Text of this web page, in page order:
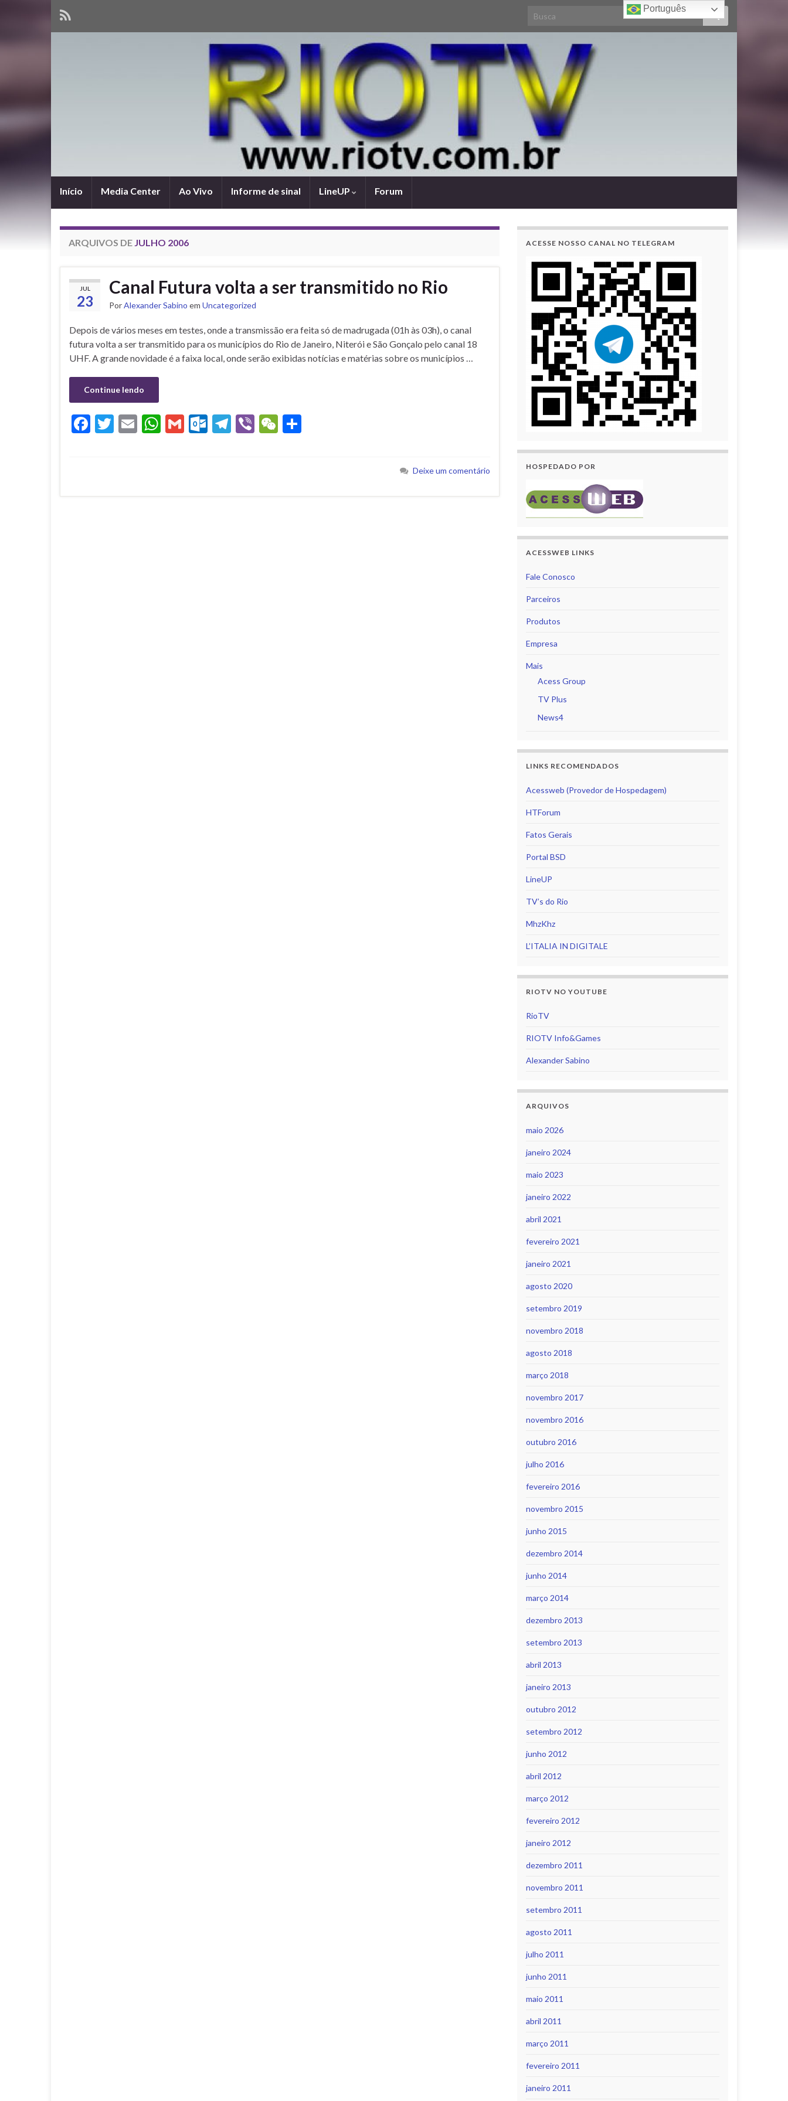
Início Media Center Ao Vivo Informe de sinal LineUP Forum
ARQUIVOS DE JULHO 2006
JUL
23
Canal Futura volta a ser transmitido no Rio
PorAlexander Sabino em Uncategorized
Depois de vários meses em testes, onde a transmissão era feita só de madrugada (01h às 03h), o canal
futura volta a ser transmitido para os municípios do Rio de Janeiro, Niterói e São Gonçalo pelo canal 18
UHF. A grande novidade é a faixa local, onde serão exibidas notícias e matérias sobre os municípios …
Continue lendo
Facebook
Twitter
EmailWhatsApp
GmailOutlook.com
Telegram
ViberWeChat
Deixe um comentário
ACESSE NOSSO CANAL NO TELEGRAM
HOSPEDADO POR
ACESSWEB LINKS
Fale Conosco
Parceiros
Produtos
Empresa
Mais
Acess Group
TV Plus
News4
LINKS RECOMENDADOS
Acessweb (Provedor de Hospedagem)
HTForum
Fatos Gerais
Portal BSD
LineUP
TV’s do Rio
MhzKhz
L’ITALIA IN DIGITALE
RIOTV NO YOUTUBE
RioTV
RIOTV Info&Games
Alexander Sabino
ARQUIVOS
maio 2026
janeiro 2024
maio 2023
janeiro 2022
abril 2021
fevereiro 2021
janeiro 2021
agosto 2020
setembro 2019
novembro 2018
agosto 2018
março 2018
novembro 2017
novembro 2016
outubro 2016
julho 2016
fevereiro 2016
novembro 2015
junho 2015
dezembro 2014
junho 2014
março 2014
dezembro 2013
setembro 2013
abril 2013
janeiro 2013
outubro 2012
setembro 2012
junho 2012
abril 2012
março 2012
fevereiro 2012
janeiro 2012
dezembro 2011
novembro 2011
setembro 2011
agosto 2011
julho 2011
junho 2011
maio 2011
abril 2011
março 2011
fevereiro 2011
janeiro 2011
Português